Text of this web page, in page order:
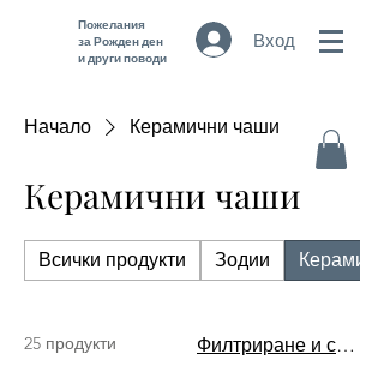
Пожелания
за Рожден ден
и други поводи
Вход
Начало Керамични чаши
Керамични чаши
Всички продукти Зодии
25 продукти Филтриране и